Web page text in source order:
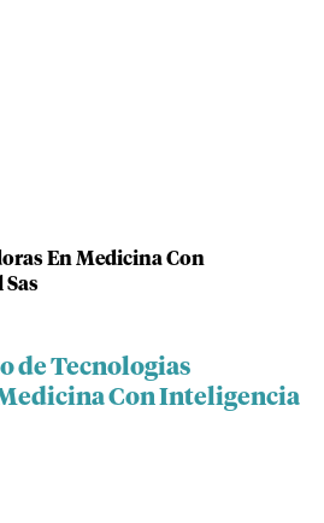
En Medicina Con
de Tecnologias
Con Inteligencia